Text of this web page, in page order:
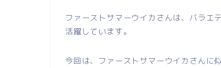
ファーストサマーウイカさんは、バラエ
活躍しています。
今回は、ファーストサマーウイカさんに